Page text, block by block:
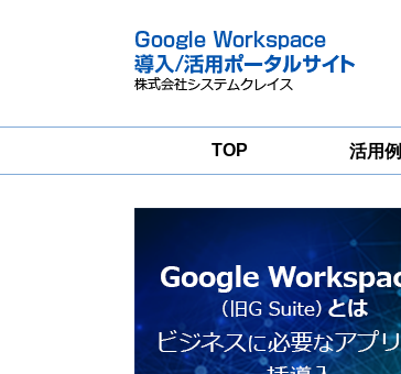
TOP 活用例
支援サービス